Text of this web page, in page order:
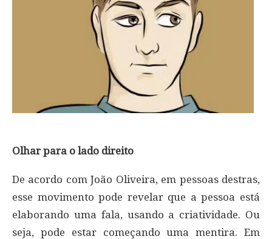
Olhar para o lado direito
De acordo com João Oliveira, em pessoas destras,
esse movimento pode revelar que a pessoa está
elaborando uma fala, usando a criatividade. Ou
seja, pode estar começando uma mentira. Em